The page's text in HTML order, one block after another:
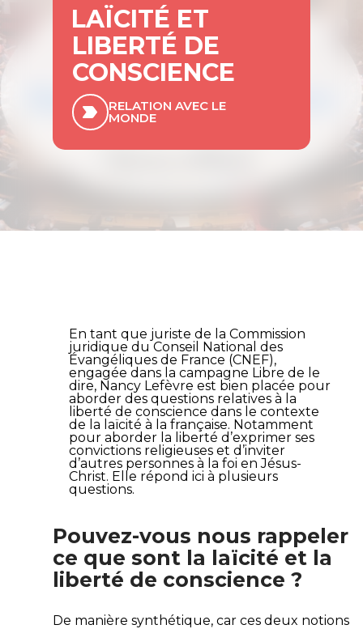
LAÏCITÉ ET
LIBERTÉ DE
CONSCIENCE
RELATION AVEC LE
MONDE
En tant que juriste de la Commission
juridique du Conseil National des
Évangéliques de France (CNEF),
engagée dans la campagne Libre de le
dire, Nancy Lefèvre est bien placée pour
aborder des questions relatives à la
liberté de conscience dans le contexte
de la laïcité à la française. Notamment
pour aborder la liberté d’exprimer ses
convictions religieuses et d’inviter
d’autres personnes à la foi en Jésus-
Christ. Elle répond ici à plusieurs
questions.
Pouvez-vous nous rappeler
ce que sont la laïcité et la
liberté de conscience ?
De manière synthétique, car ces deux notions